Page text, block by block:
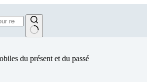
du présent et du passé